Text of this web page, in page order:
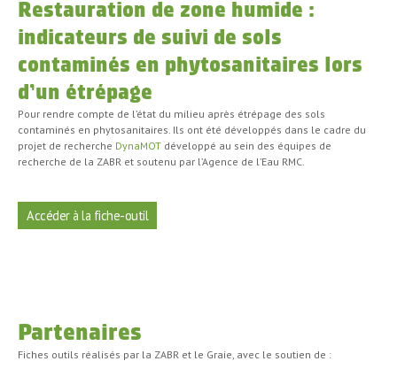
Restauration de zone humide :
indicateurs de suivi de sols
contaminés en phytosanitaires lors
d’un étrépage
Pour rendre compte de l’état du milieu après étrépage des sols
contaminés en phytosanitaires. Ils ont été développés dans le cadre du
projet de recherche DynaMOT développé au sein des équipes de
recherche de la ZABR et soutenu par l’Agence de l’Eau RMC.
Accéder à la fiche-outil
Partenaires
Fiches outils réalisés par la ZABR et le Graie, avec le soutien de :